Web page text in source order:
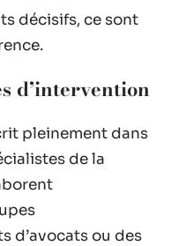
décisifs, ce sont
d’intervention
pleinement dans
de la
d’avocats ou des